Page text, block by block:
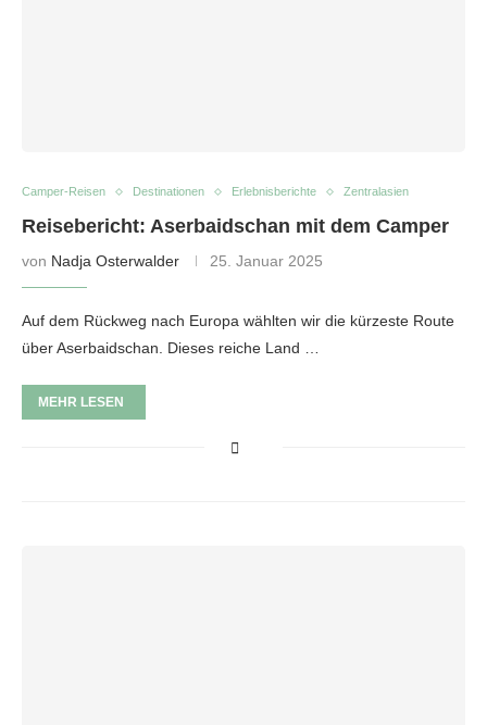
Camper-Reisen Destinationen Erlebnisberichte Zentralasien
Reisebericht: Aserbaidschan mit dem Camper
von Nadja Osterwalder 25. Januar 2025
Auf dem Rückweg nach Europa wählten wir die kürzeste Route
über Aserbaidschan. Dieses reiche Land …
MEHR LESEN